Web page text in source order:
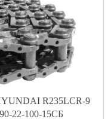
R235LCR-9
22-100-15СБ